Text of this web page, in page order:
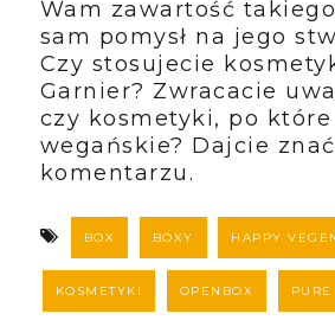
Wam zawartość
sam pomysł na jego
Czy stosujecie
Garnier? Zwracacie
czy kosmetyki, po które
wegańskie? Dajcie
komentarzu.
BOX BOXY HAPPY
KOSMETYKI OPENBOX